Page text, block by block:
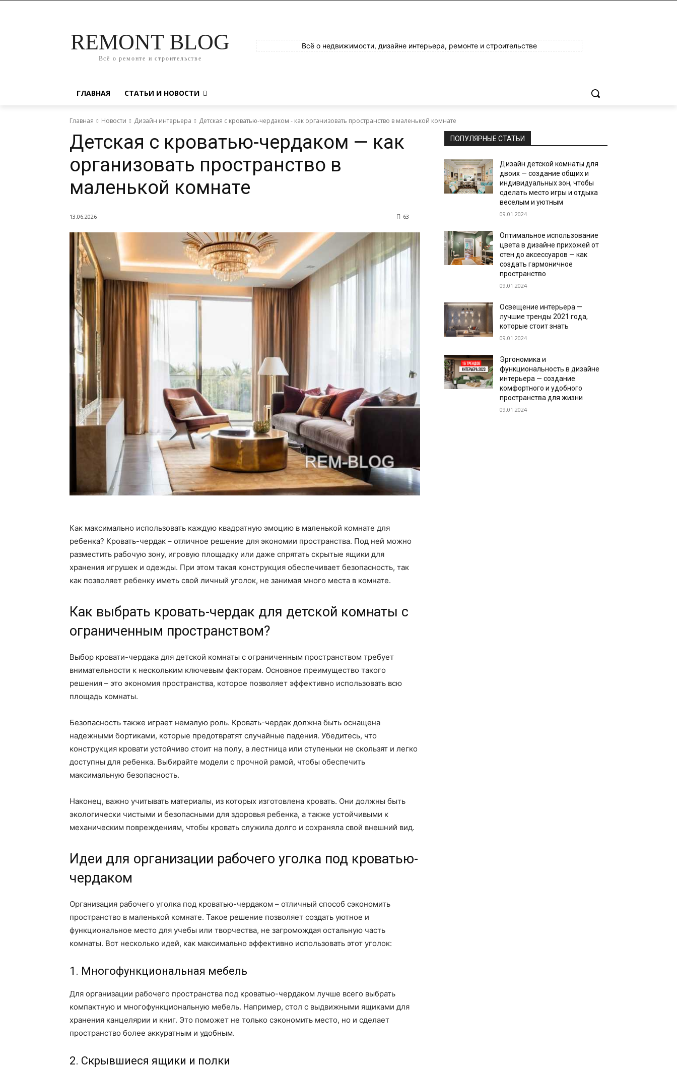
REMONT BLOG
Всё о ремонте и строительстве
Всё о недвижимости, дизайне интерьера, ремонте и строительстве
ГЛАВНАЯ СТАТЬИ И НОВОСТИ
Главная Новости Дизайн интерьера Детская с кроватью-чердаком - как организовать пространство в маленькой комнате
Детская с кроватью-чердаком — как
организовать пространство в
маленькой комнате
13.06.2026 63
Как максимально использовать каждую квадратную эмоцию в маленькой комнате для
ребенка? Кровать-чердак – отличное решение для экономии пространства. Под ней можно
разместить рабочую зону, игровую площадку или даже спрятать скрытые ящики для
хранения игрушек и одежды. При этом такая конструкция обеспечивает безопасность, так
как позволяет ребенку иметь свой личный уголок, не занимая много места в комнате.
Как выбрать кровать-чердак для детской комнаты с
ограниченным пространством?
Выбор кровати-чердака для детской комнаты с ограниченным пространством требует
внимательности к нескольким ключевым факторам. Основное преимущество такого
решения – это экономия пространства, которое позволяет эффективно использовать всю
площадь комнаты.
Безопасность также играет немалую роль. Кровать-чердак должна быть оснащена
надежными бортиками, которые предотвратят случайные падения. Убедитесь, что
конструкция кровати устойчиво стоит на полу, а лестница или ступеньки не скользят и легко
доступны для ребенка. Выбирайте модели с прочной рамой, чтобы обеспечить
максимальную безопасность.
Наконец, важно учитывать материалы, из которых изготовлена кровать. Они должны быть
экологически чистыми и безопасными для здоровья ребенка, а также устойчивыми к
механическим повреждениям, чтобы кровать служила долго и сохраняла свой внешний вид.
Идеи для организации рабочего уголка под кроватью-
чердаком
Организация рабочего уголка под кроватью-чердаком – отличный способ сэкономить
пространство в маленькой комнате. Такое решение позволяет создать уютное и
функциональное место для учебы или творчества, не загромождая остальную часть
комнаты. Вот несколько идей, как максимально эффективно использовать этот уголок:
1. Многофункциональная мебель
Для организации рабочего пространства под кроватью-чердаком лучше всего выбрать
компактную и многофункциональную мебель. Например, стол с выдвижными ящиками для
хранения канцелярии и книг. Это поможет не только сэкономить место, но и сделает
пространство более аккуратным и удобным.
2. Скрывшиеся ящики и полки
ПОПУЛЯРНЫЕ СТАТЬИ
Дизайн детской комнаты для
двоих — создание общих и
индивидуальных зон, чтобы
сделать место игры и отдыха
веселым и уютным
09.01.2024
Оптимальное использование
цвета в дизайне прихожей от
стен до аксессуаров — как
создать гармоничное
пространство
09.01.2024
Освещение интерьера —
лучшие тренды 2021 года,
которые стоит знать
09.01.2024
Эргономика и
функциональность в дизайне
интерьера — создание
комфортного и удобного
пространства для жизни
09.01.2024